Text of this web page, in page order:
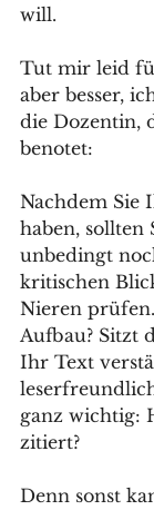
will.
Tut mir leid
aber besser,
die Dozentin,
benotet:
Nachdem Sie
haben, sollten
unbedingt
kritischen
Nieren
Aufbau? Sitzt
Ihr Text
ganz wichtig:
zitiert?
Denn sonst